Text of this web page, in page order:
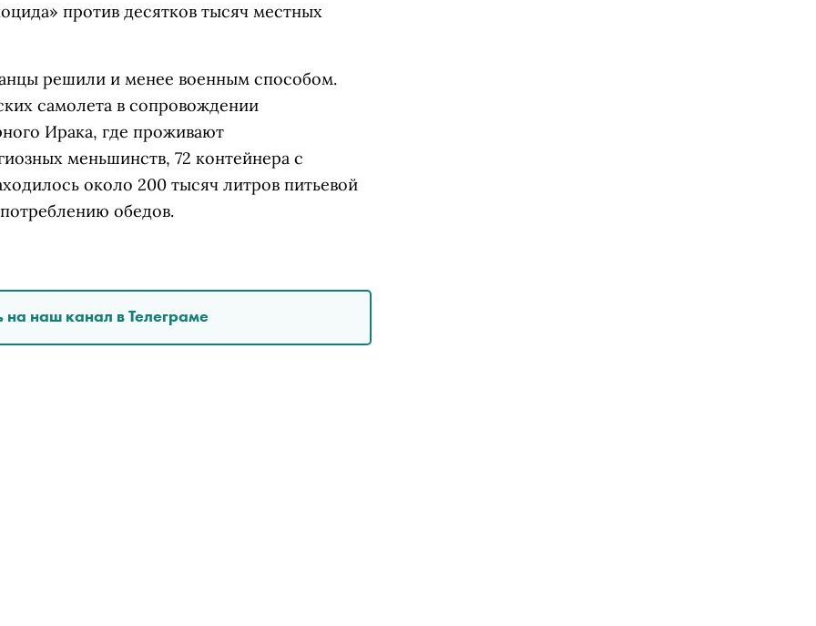
против десятков тысяч местных
решили и менее военным способом.
самолета в сопровождении
Ирака, где проживают
меньшинств, 72 контейнера с
около 200 тысяч литров питьевой
обедов.
на наш канал в Телеграме